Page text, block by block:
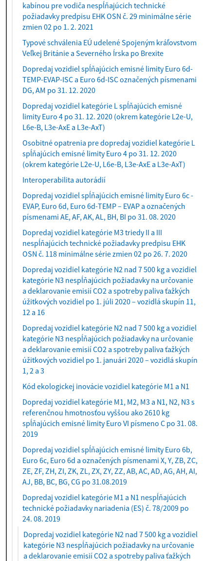
kabínou pre vodiča nespĺňajúcich technické
požiadavky predpisu EHK OSN č. 29 minimálne série
zmien 02 po 1. 2. 2021
Typové schválenia EÚ udelené Spojeným kráľovstvom
Veľkej Británie a Severného Írska po Brexite
Dopredaj vozidiel spĺňajúcich emisné limity Euro 6d-
TEMP-EVAP-ISC a Euro 6d-ISC označených písmenami
DG, AM po 31. 12. 2020
Dopredaj vozidiel kategórie L spĺňajúcich emisné
limity Euro 4 po 31. 12. 2020 (okrem kategórie L2e-U,
L6e-B, L3e-AxE a L3e-AxT)
Osobitné opatrenia pre dopredaj vozidiel kategórie L
spĺňajúcich emisné limity Euro 4 po 31. 12. 2020
(okrem kategórie L2e-U, L6e-B, L3e-AxE a L3e-AxT)
Interoperabilita autorádií
Dopredaj vozidiel spĺňajúcich emisné limity Euro 6c -
EVAP, Euro 6d, Euro 6d-TEMP – EVAP a označených
písmenami AE, AF, AK, AL, BH, BI po 31. 08. 2020
Dopredaj vozidiel kategórie M3 triedy II a III
nespĺňajúcich technické požiadavky predpisu EHK
OSN č. 118 minimálne série zmien 02 po 26. 7. 2020
Dopredaj vozidiel kategórie N2 nad 7 500 kg a vozidiel
kategórie N3 nespĺňajúcich požiadavky na určovanie
a deklarovanie emisií CO2 a spotreby paliva ťažkých
úžitkových vozidiel po 1. júli 2020 – vozidlá skupín 11,
12 a 16
Dopredaj vozidiel kategórie N2 nad 7 500 kg a vozidiel
kategórie N3 nespĺňajúcich požiadavky na určovanie
a deklarovanie emisií CO2 a spotreby paliva ťažkých
úžitkových vozidiel po 1. januári 2020 – vozidlá skupín
1, 2 a 3
Kód ekologickej inovácie vozidiel kategórie M1 a N1
Dopredaj vozidiel kategórie M1, M2, M3 a N1, N2, N3 s
referenčnou hmotnosťou vyššou ako 2610 kg
spĺňajúcich emisné limity Euro VI písmeno C po 31. 08.
2019
Dopredaj vozidiel spĺňajúcich emisné limity Euro 6b,
Euro 6c, Euro 6d a označených písmenami X, Y, ZB, ZC,
ZE, ZF, ZH, ZI, ZK, ZL, ZX, ZY, ZZ, AB, AC, AD, AG, AH, AI,
AJ, BB, BC, BG, CG po 31.08.2019
Dopredaj vozidiel kategórie M1 a N1 nespĺňajúcich
technické požiadavky nariadenia (ES) č. 78/2009 po
24. 08. 2019
Dopredaj vozidiel kategórie N2 nad 7 500 kg a vozidiel
kategórie N3 nespĺňajúcich požiadavky na určovanie
a deklarovanie emisií CO2 a spotreby paliva ťažkých